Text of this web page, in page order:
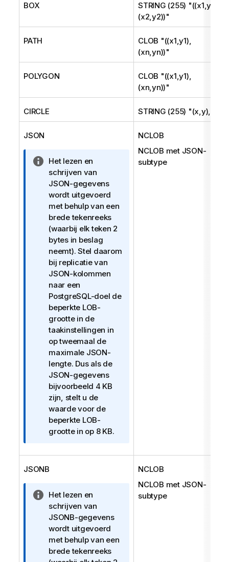
BOX
STRING (255) "((x1,y1),
(x2,y2))"
PATH
CLOB "((x1,y1),
(xn,yn))"
POLYGON
CLOB "((x1,y1),
(xn,yn))"
CIRCLE STRING (255) "(x,y),r"
JSON
I
n
f
o
r
m
a
t
i
e
Het lezen en
schrijven van
JSON-gegevens
wordt uitgevoerd
met behulp van een
brede tekenreeks
(waarbij elk teken 2
bytes in beslag
neemt). Stel daarom
bij replicatie van
JSON-kolommen
naar een
PostgreSQL-doel de
beperkte LOB-
grootte in de
taakinstellingen in
op tweemaal de
maximale JSON-
lengte. Dus als de
JSON-gegevens
bijvoorbeeld 4 KB
zijn, stelt u de
waarde voor de
beperkte LOB-
grootte in op 8 KB.
NCLOB
NCLOB met JSON-
subtype
JSONB
I
n
f
o
r
m
Het lezen en
schrijven van
JSONB-gegevens
wordt uitgevoerd
met behulp van een
brede tekenreeks
NCLOB
NCLOB met JSON-
subtype